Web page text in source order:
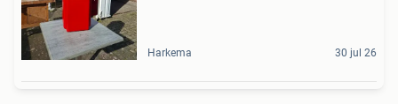
Harkema 30 jul 26